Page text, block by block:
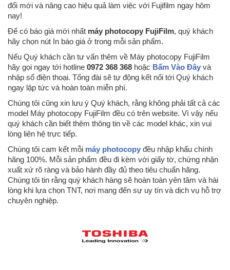
đổi mới và nâng cao hiệu quả làm việc với Fujifilm ngay hôm
nay!
Để có báo giá mới nhất máy photocopy FujiFilm, quý khách
hãy chọn nút In báo giá ở trong mỗi sản phẩm.
Nếu Quý khách cần tư vấn thêm về Máy photocopy FujiFilm
hãy gọi ngay tới hotline 0972 368 368 hoặc Bấm Vào Đây và
nhập số điện thoại. Tổng đài sẽ tự động kết nối tới Quý khách
ngay lập tức và hoàn toàn miễn phí.
Chúng tôi cũng xin lưu ý Quý khách, rằng không phải tất cả các
model Máy photocopy FujiFilm đều có trên website. Vì vậy nếu
quý khách cần biết thêm thông tin về các model khác, xin vui
lòng liên hệ trực tiếp.
Chúng tôi cam kết mỗi máy photocopy đều nhập khẩu chính
hãng 100%. Mỗi sản phẩm đều đi kèm với giấy tờ, chứng nhận
xuất xứ rõ ràng và bảo hành đầy đủ theo tiêu chuẩn hãng.
Chúng tôi tin rằng quý khách hàng sẽ hoàn toàn yên tâm và hài
lòng khi lựa chọn TNT, nơi mang đến sự uy tín và dịch vụ hỗ trợ
chuyên nghiệp.